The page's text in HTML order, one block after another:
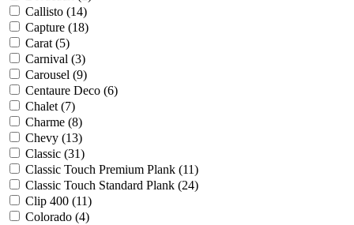
Callisto (14)
Capture (18)
Carat (5)
Carnival (3)
Carousel (9)
Centaure Deco (6)
Chalet (7)
Charme (8)
Chevy (13)
Classic (31)
Classic Touch Premium Plank (11)
Classic Touch Standard Plank (24)
Clip 400 (11)
Colorado (4)